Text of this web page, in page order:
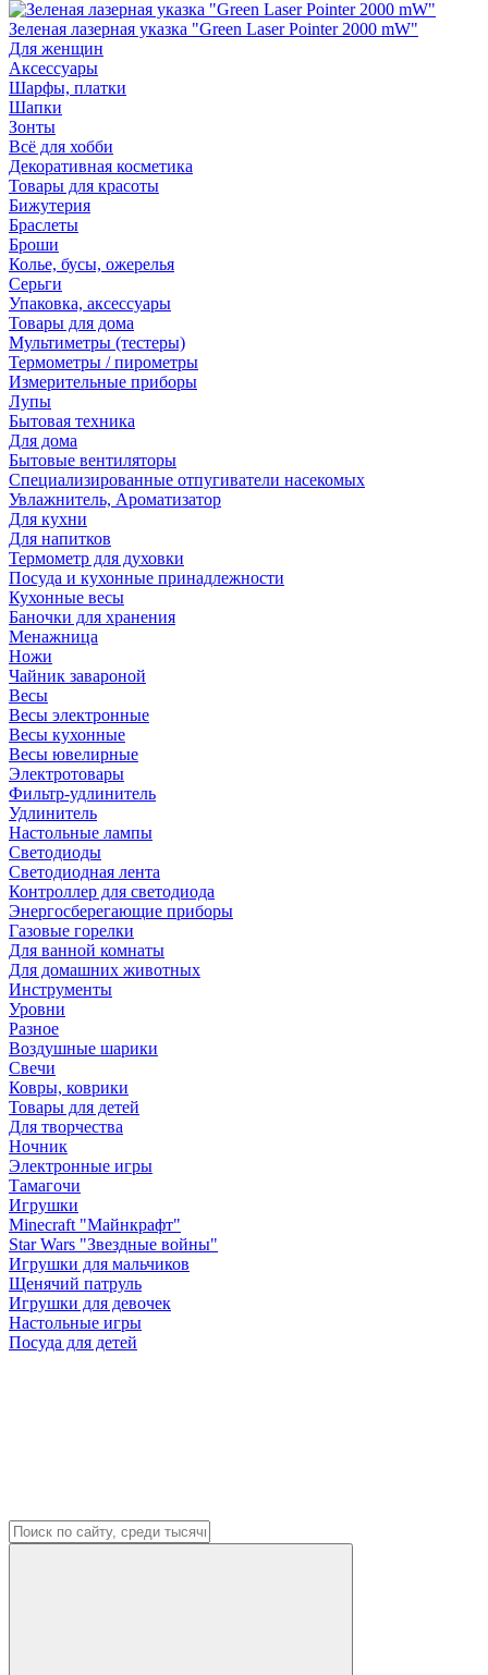
Зеленая лазерная указка "Green Laser Pointer 2000 mW"
Для женщин
Аксессуары
Шарфы, платки
Шапки
Зонты
Всё для хобби
Декоративная косметика
Товары для красоты
Бижутерия
Браслеты
Броши
Колье, бусы, ожерелья
Серьги
Упаковка, аксессуары
Товары для дома
Мультиметры (тестеры)
Термометры / пирометры
Измерительные приборы
Лупы
Бытовая техника
Для дома
Бытовые вентиляторы
Специализированные отпугиватели насекомых
Увлажнитель, Ароматизатор
Для кухни
Для напитков
Термометр для духовки
Посуда и кухонные принадлежности
Кухонные весы
Баночки для хранения
Менажница
Ножи
Чайник завароной
Весы
Весы электронные
Весы кухонные
Весы ювелирные
Электротовары
Фильтр-удлинитель
Удлинитель
Настольные лампы
Светодиоды
Светодиодная лента
Контроллер для светодиода
Энергосберегающие приборы
Газовые горелки
Для ванной комнаты
Для домашних животных
Инструменты
Уровни
Разное
Воздушные шарики
Свечи
Ковры, коврики
Товары для детей
Для творчества
Ночник
Электронные игры
Тамагочи
Игрушки
Minecraft "Майнкрафт"
Star Wars "Звездные войны"
Игрушки для мальчиков
Щенячий патруль
Игрушки для девочек
Настольные игры
Посуда для детей